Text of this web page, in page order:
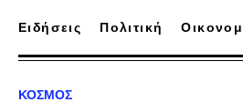
Ειδήσεις Πολιτική
ΚΟΣΜΟΣ